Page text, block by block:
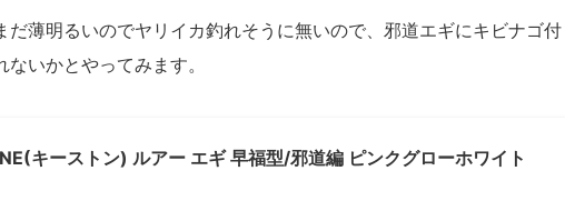
だ薄明るいのでヤリイカ釣れそうに無いので、邪道エギにキビナゴ付
いかとやってみます。
キーストン) ルアー エギ 早福型/邪道編 ピンクグローホワイト